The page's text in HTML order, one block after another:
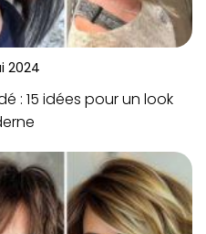
2024
: 15 idées pour un look